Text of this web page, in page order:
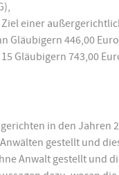
einer
Gläubigern 446,00
Gläubigern 743,00
in den Jahren
gestellt und
Anwalt gestellt und